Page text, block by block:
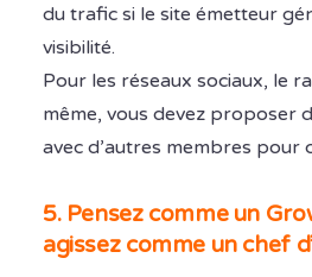
du trafic si le site émetteur
visibilité.
Pour les réseaux sociaux, le
même, vous devez proposer
avec d’autres membres pour
5. Pensez comme un
agissez comme un chef